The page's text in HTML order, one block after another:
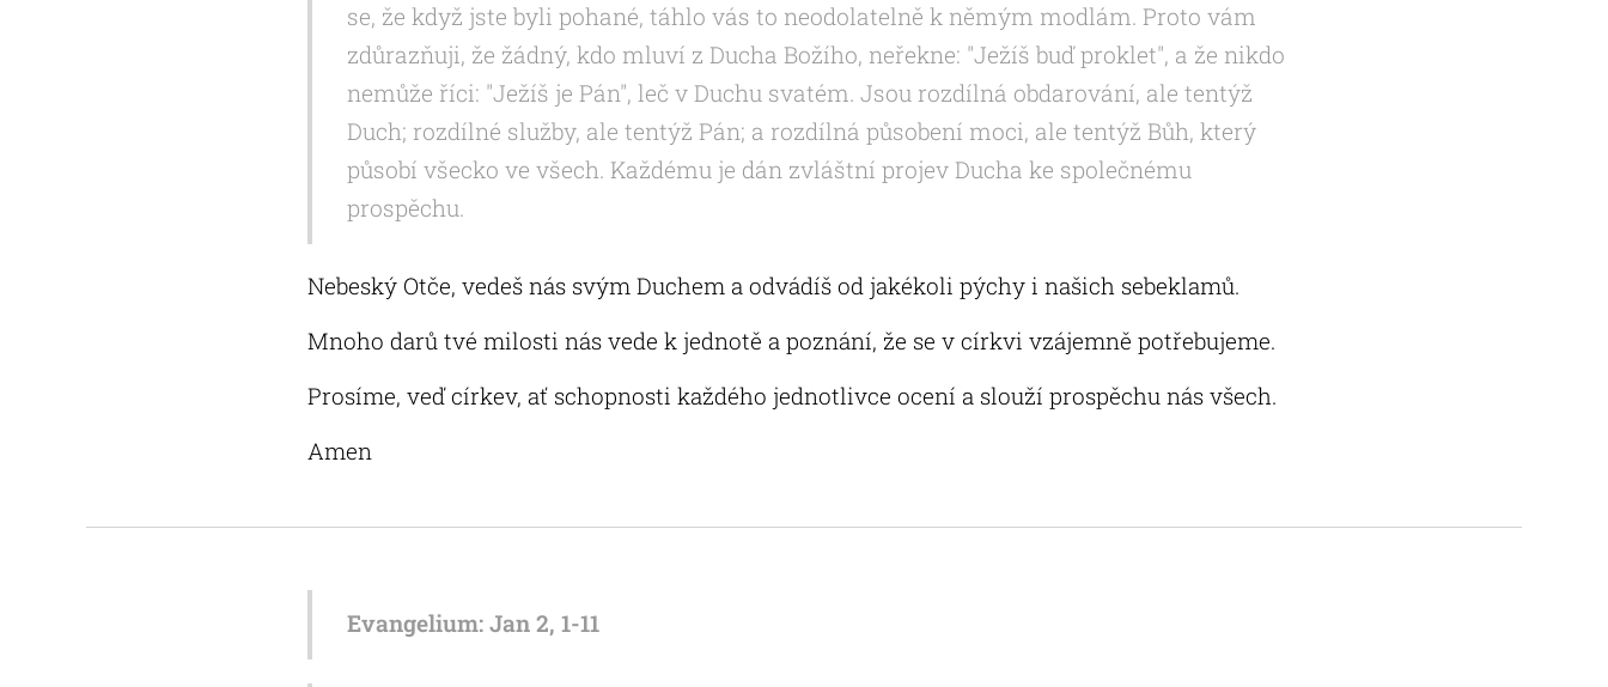
se, že když jste byli pohané, táhlo vás to neodolatelně k němým modlám. Proto vám
zdůrazňuji, že žádný, kdo mluví z Ducha Božího, neřekne: "Ježíš buď proklet", a že nikdo
nemůže říci: "Ježíš je Pán", leč v Duchu svatém. Jsou rozdílná obdarování, ale tentýž
Duch; rozdílné služby, ale tentýž Pán; a rozdílná působení moci, ale tentýž Bůh, který
působí všecko ve všech. Každému je dán zvláštní projev Ducha ke společnému
prospěchu.
Nebeský Otče, vedeš nás svým Duchem a odvádíš od jakékoli pýchy i našich sebeklamů.
Mnoho darů tvé milosti nás vede k jednotě a poznání, že se v církvi vzájemně potřebujeme.
Prosíme, veď církev, ať schopnosti každého jednotlivce ocení a slouží prospěchu nás všech.
Amen
Evangelium: Jan 2, 1-11